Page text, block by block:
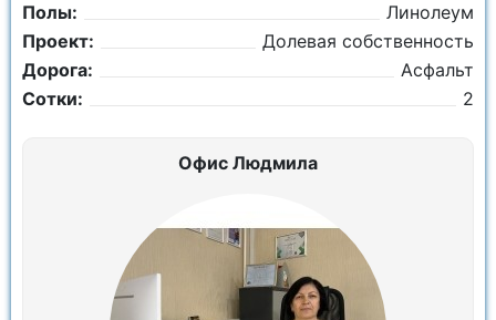
Полы:
Линолеум
Проект:
Долевая собственность
Дорога:
Асфальт
Сотки:
2
Офис Людмила